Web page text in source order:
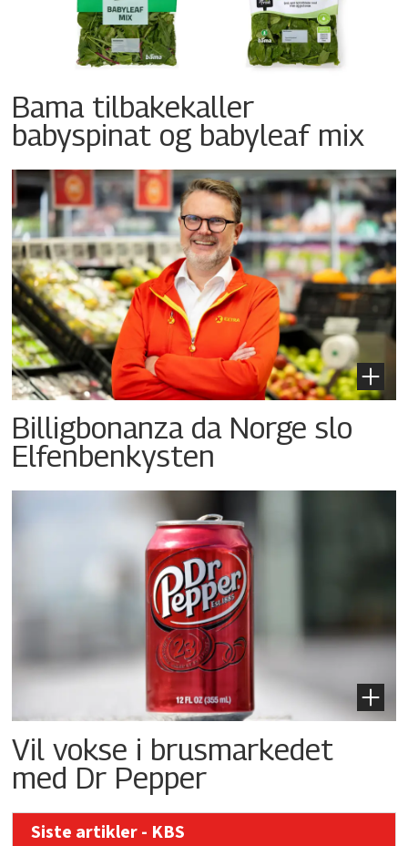
Bama tilbakekaller
babyspinat og babyleaf mix
Billigbonanza da Norge slo
Elfenbenkysten
Vil vokse i brusmarkedet
med Dr Pepper
Siste artikler - KBS